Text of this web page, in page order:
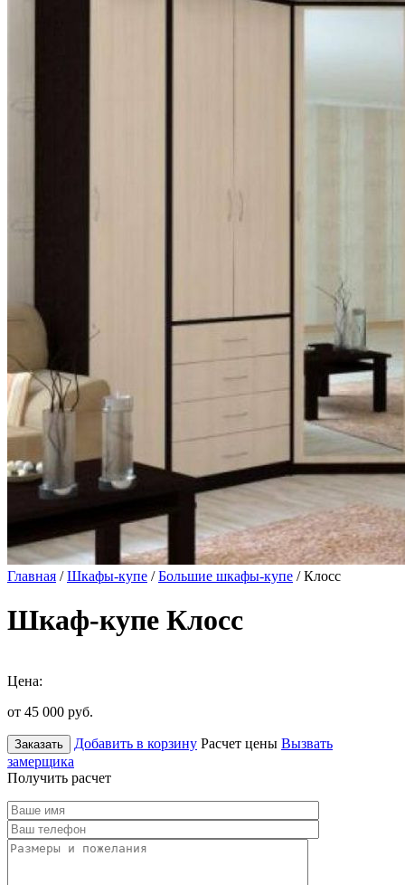
Главная /Шкафы-купе /Большие шкафы-купе / Клосс
Шкаф-купе Клосс
Цена:
от 45 000 руб.
Заказать Добавить в корзину Расчет цены Вызвать
замерщика
Получить расчет